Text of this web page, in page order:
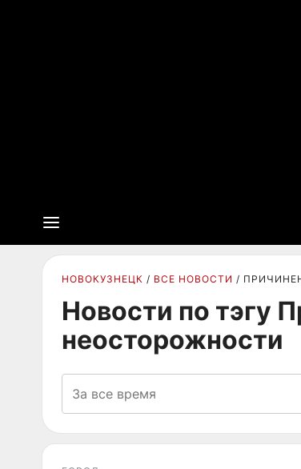
НОВОКУЗНЕЦК ВСЕ НОВОСТИ
Новости по тэгу
неосторожности